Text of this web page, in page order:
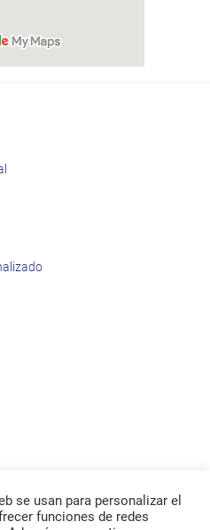
se usan para personalizar el
funciones de redes